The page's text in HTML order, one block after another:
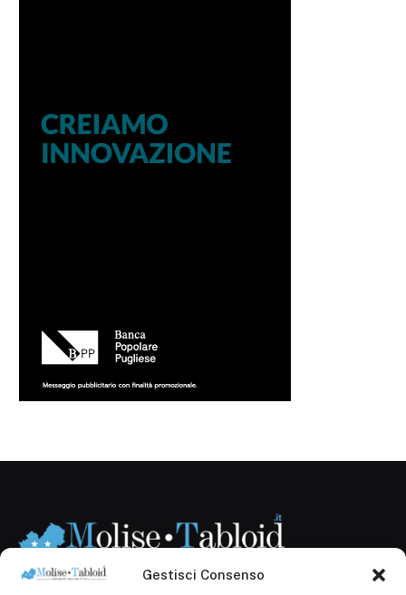
Gestisci Consenso